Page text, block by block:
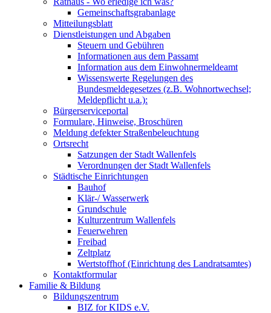
Gemeinschaftsgrabanlage
Mitteilungsblatt
Dienstleistungen und Abgaben
Steuern und Gebühren
Informationen aus dem Passamt
Information aus dem Einwohnermeldeamt
Wissenswerte Regelungen des
Bundesmeldegesetzes (z.B. Wohnortwechsel;
Meldepflicht u.a.):
Bürgerserviceportal
Formulare, Hinweise, Broschüren
Meldung defekter Straßenbeleuchtung
Ortsrecht
Satzungen der Stadt Wallenfels
Verordnungen der Stadt Wallenfels
Städtische Einrichtungen
Bauhof
Klär-/ Wasserwerk
Grundschule
Kulturzentrum Wallenfels
Feuerwehren
Freibad
Zeltplatz
Wertstoffhof (Einrichtung des Landratsamtes)
Kontaktformular
Familie & Bildung
Bildungszentrum
BIZ for KIDS e.V.